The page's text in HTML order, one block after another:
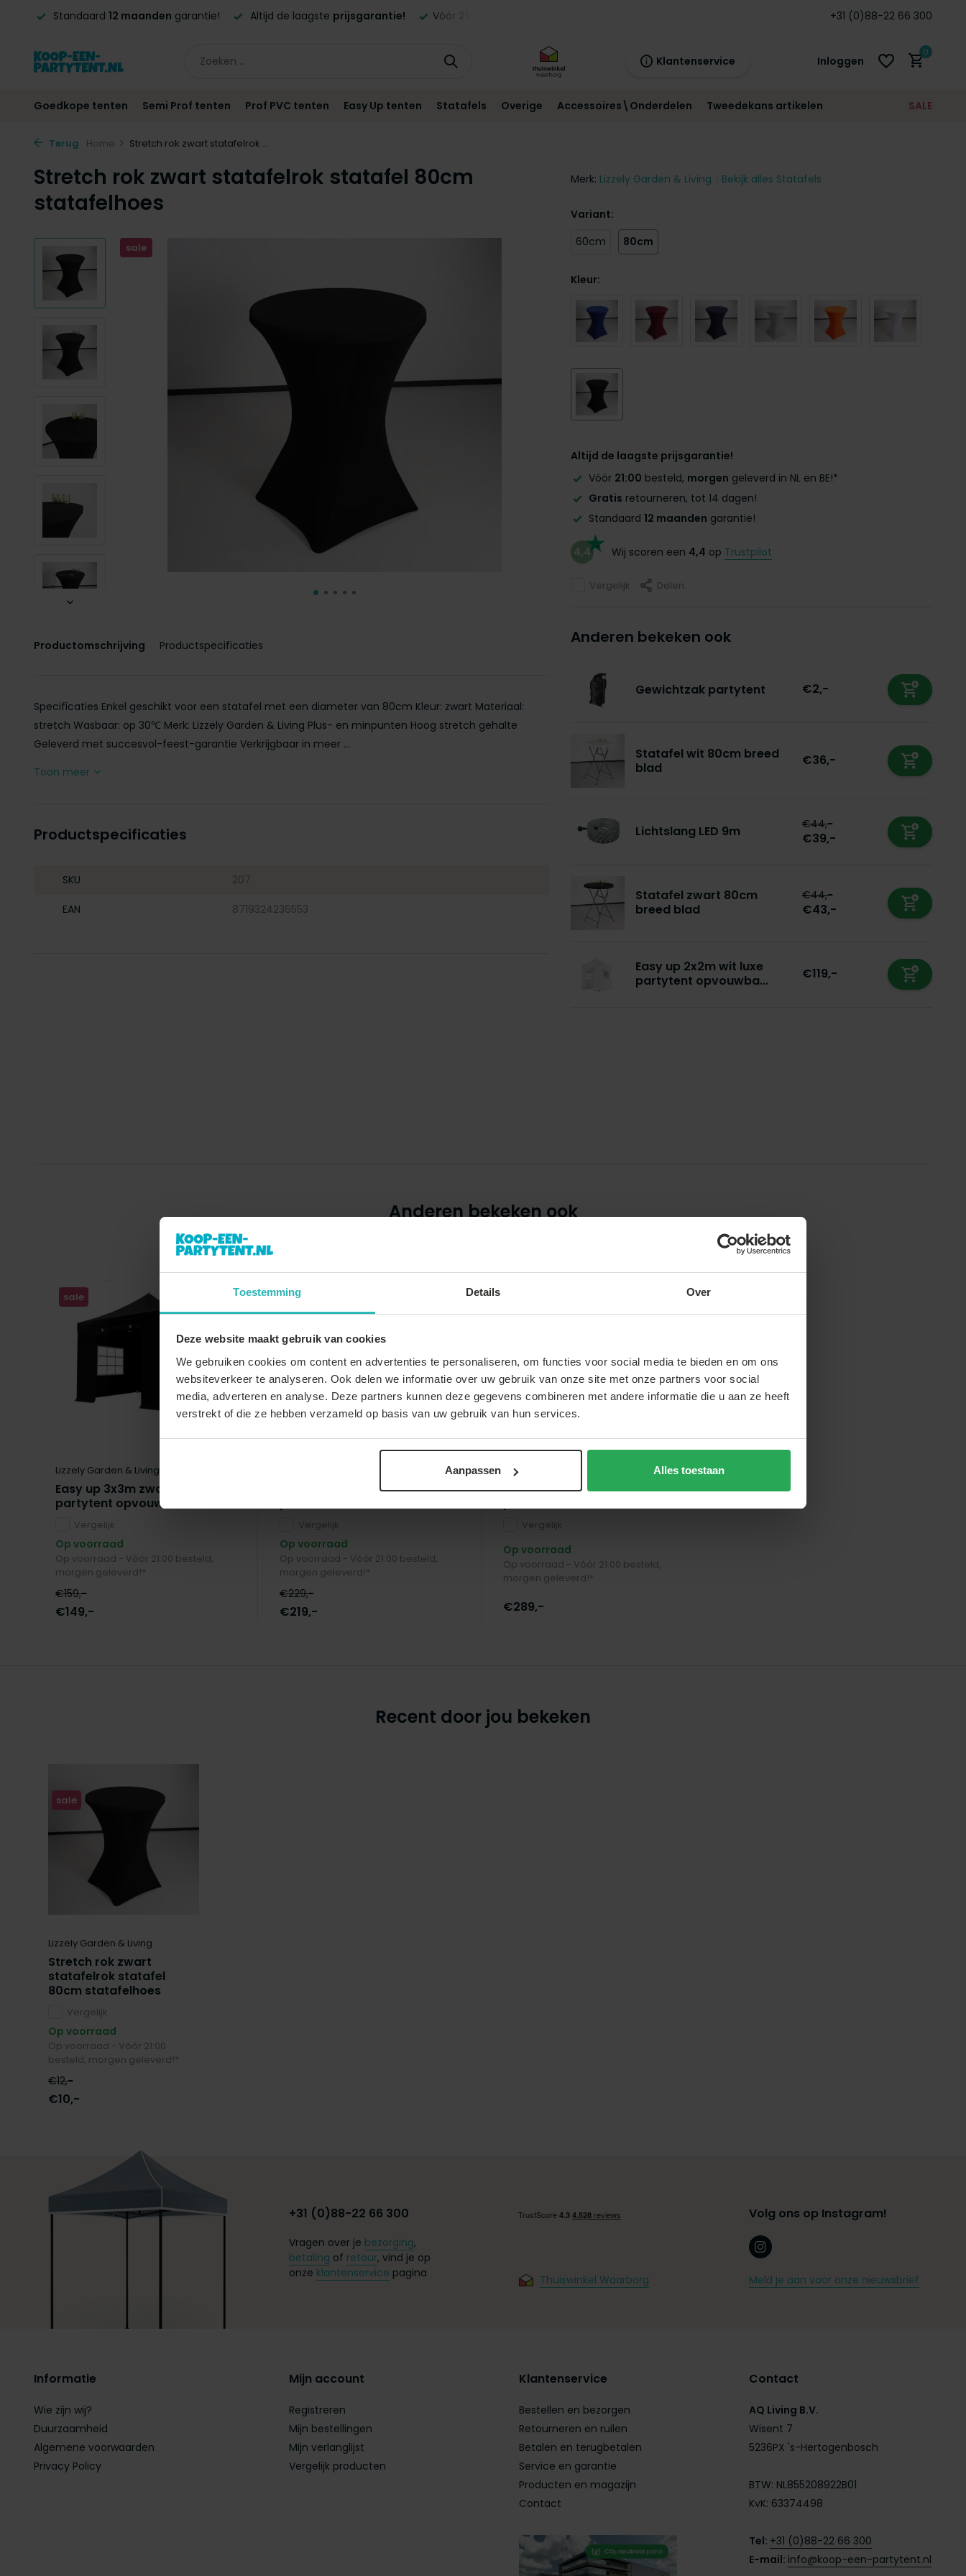
Toestemming Details Over
Deze website maakt gebruik van cookies
We gebruiken cookies om content en advertenties te personaliseren, om functies voor social media te bieden en om ons
websiteverkeer te analyseren. Ook delen we informatie over uw gebruik van onze site met onze partners voor social
media, adverteren en analyse. Deze partners kunnen deze gegevens combineren met andere informatie die u aan ze heeft
verstrekt of die ze hebben verzameld op basis van uw gebruik van hun services.
Aanpassen Alles toestaan
Altijd de laagsteprijsgarantie! Vóór 21:00besteld,morgengeleverd in NL en BE!* +31 (0)88-22 66 300
Klantenservice Inloggen
21:00
morgen
0
Goedkope tenten Semi Prof tenten Prof PVC tenten Easy Up tenten Statafels Overige Accessoires\Onderdelen Tweedekans artikelen SALE
Terug Home Stretch rok zwart statafelrok ...
Stretch rok zwart statafelrok statafel 80cm
statafelhoes
sale
Productomschrijving Productspecificaties
Specificaties Enkel geschikt voor een statafel met een diameter van 80cm Kleur: zwart Materiaal:
stretch Wasbaar: op 30℃ Merk: Lizzely Garden & Living Plus- en minpunten Hoog stretch gehalte
Geleverd met succesvol-feest-garantie Verkrijgbaar in meer ...
Toon meer
Productspecificaties
SKU 207
EAN 8719324236553
Merk: Lizzely Garden & Living Bekijk alles Statafels
Variant:
60cm
80cm
Kleur:
Altijd de laagste prijsgarantie!
Vóór 21:00 besteld, morgen geleverd in NL en BE!*
Gratis retourneren, tot 14 dagen!
Standaard 12 maanden garantie!
4,4 Wij scoren een 4,4 op Trustpilot
Vergelijk Delen
Anderen bekeken ook
Gewichtzak partytent €2,-
Statafel wit 80cm breed
blad
€36,-
Lichtslang LED 9m €44,-
€39,-
Statafel zwart 80cm
breed blad
€44,-
€43,-
Easy up 2x2m wit luxe
partytent opvouwba...
€119,-
Anderen bekeken ook
sale
Lizzely Garden & Living
Easy up 3x3m zwart luxe
partytent opvouwbaar
Vergelijk
Op voorraad
Op voorraad - Vóór 21:00 besteld,
morgen geleverd!*
€159,-
€149,-
sale
Partytent 3x4m grijs semi
Vergelijk
Op voorraad
Op voorraad - Vóór 21:00 besteld,
morgen geleverd!*
€229,-
€219,-
Lizzely Garden & Living
Partytent 3x6m wit semi
Vergelijk
Op voorraad
Op voorraad - Vóór 21:00 besteld,
morgen geleverd!*
€289,-
Recent door jou bekeken
sale
Lizzely Garden & Living
Stretch rok zwart
statafelrok statafel
80cm statafelhoes
Vergelijk
Op voorraad
Op voorraad - Vóór 21:00
besteld, morgen geleverd!*
€12,-
€10,-
+31 (0)88-22 66 300
Vragen over je bezorging,
betaling of retour, vind je op
onze klantenservice pagina Thuiswinkel Waarborg
Volg ons op Instagram!
Meld je aan voor onze nieuwsbrief
Informatie
Wie zijn wij?
Duurzaamheid
Algemene voorwaarden
Privacy Policy
Mijn account
Registreren
Mijn bestellingen
Mijn verlanglijst
Vergelijk producten
Klantenservice
Bestellen en bezorgen
Retourneren en ruilen
Betalen en terugbetalen
Service en garantie
Producten en magazijn
Contact
Contact
AQ Living B.V.
Wisent 7
5236PX 's-Hertogenbosch
BTW: NL855208922B01
KvK: 63374498
Tel: +31 (0)88-22 66 300
E-mail: info@koop-een-partytent.nl